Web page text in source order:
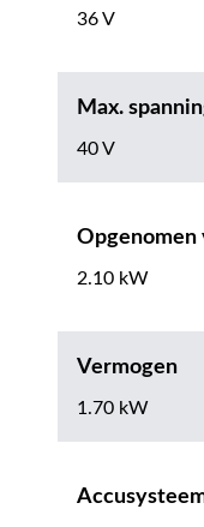
36 V
Max.
40 V
Opgenomen
2.10 kW
Vermogen
1.70 kW